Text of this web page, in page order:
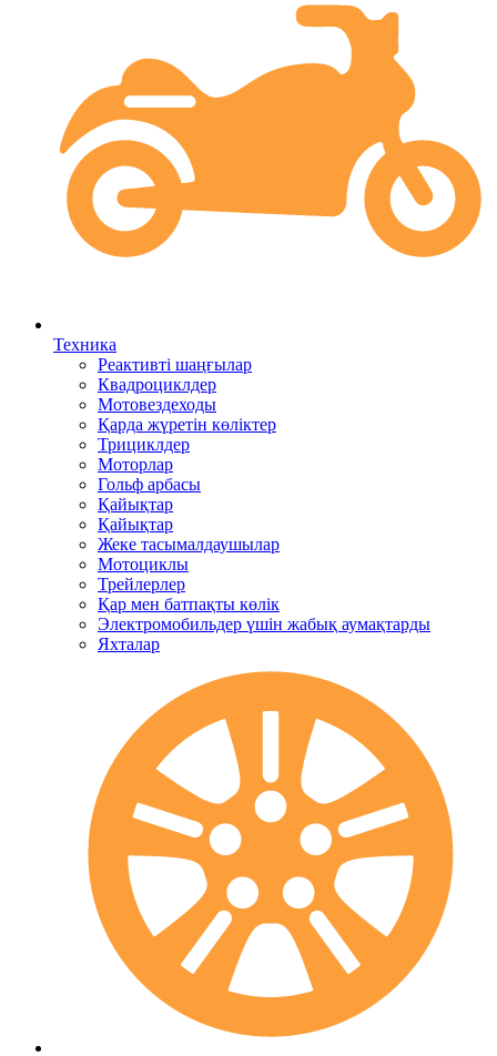
Техника
Реактивті шаңғылар
Квадроциклдер
Мотовездеходы
Қарда жүретін көліктер
Трициклдер
Моторлар
Гольф арбасы
Қайықтар
Қайықтар
Жеке тасымалдаушылар
Мотоциклы
Трейлерлер
Қар мен батпақты көлік
Электромобильдер үшін жабық аумақтарды
Яхталар